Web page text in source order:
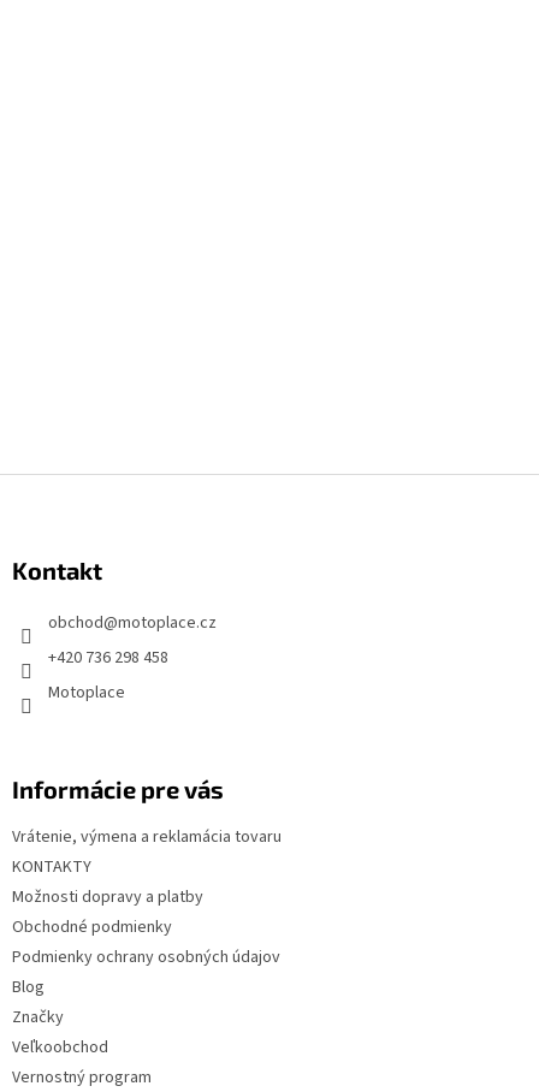
äKontakt
obchod@motoplace.cz
+420 736 298 458
Motoplace
Informácie pre vás
Vrátenie, výmena a reklamácia tovaru
KONTAKTY
Možnosti dopravy a platby
Obchodné podmienky
Podmienky ochrany osobných údajov
Blog
Značky
Veľkoobchod
Vernostný program